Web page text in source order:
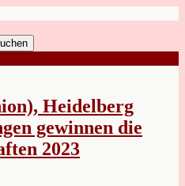
Heidelberg
gewinnen die
2023